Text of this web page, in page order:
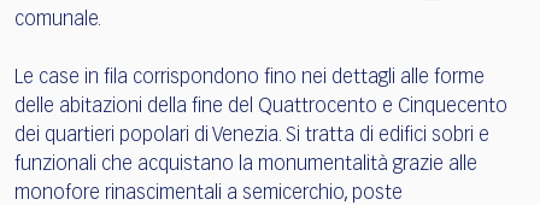
comunale.
Le case in fila corrispondono fino nei dettagli alle forme
delle abitazioni della fine del Quattrocento e Cinquecento
dei quartieri popolari di Venezia. Si tratta di edifici sobri e
funzionali che acquistano la monumentalità grazie alle
monofore rinascimentali a semicerchio, poste